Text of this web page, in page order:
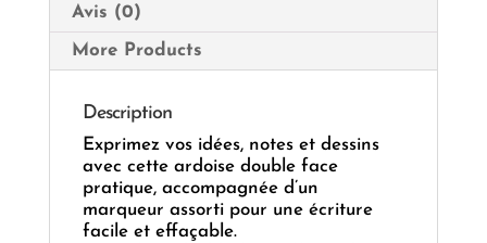
✨
Avis (0)
More Products
Description
Exprimez vos idées, notes et dessins
avec cette ardoise double face
pratique, accompagnée d’un
marqueur assorti pour une écriture
facile et effaçable.